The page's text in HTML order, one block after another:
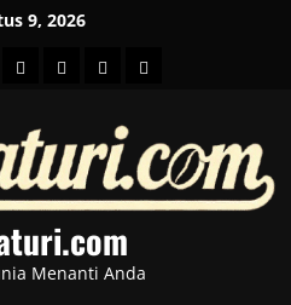
9, 2026
BusinessKesehatan
SportEntertainment
Menanti Anda